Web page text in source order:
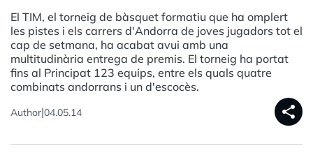
El TIM, el torneig de bàsquet formatiu que ha omplert
les pistes i els carrers d'Andorra de joves jugadors tot el
cap de setmana, ha acabat avui amb una
multitudinària entrega de premis. El torneig ha portat
fins al Principat 123 equips, entre els quals quatre
combinats andorrans i un d'escocès.
Author|04.05.14 share